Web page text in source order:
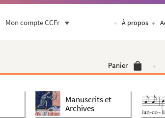
Mon compte CCFr À propos
Panier
Manuscrits et
Archives